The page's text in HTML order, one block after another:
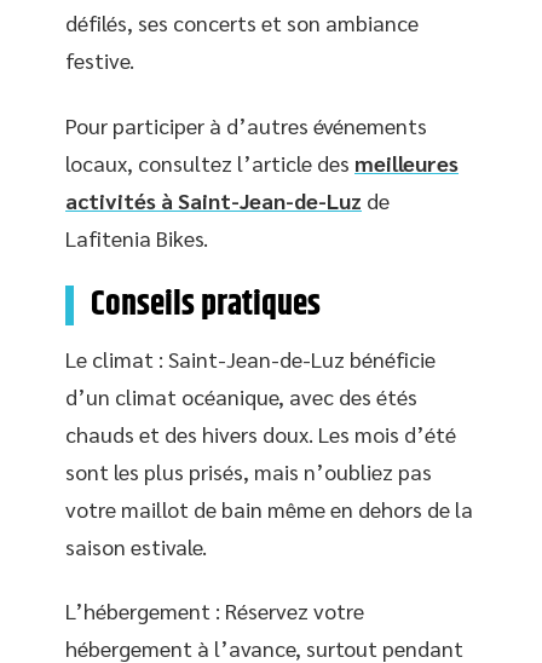
défilés, ses concerts et son ambiance
festive.
Pour participer à d’autres événements
locaux, consultez l’article des meilleures
activités à Saint-Jean-de-Luz de
Lafitenia Bikes.
Conseils pratiques
Le climat : Saint-Jean-de-Luz bénéficie
d’un climat océanique, avec des étés
chauds et des hivers doux. Les mois d’été
sont les plus prisés, mais n’oubliez pas
votre maillot de bain même en dehors de la
saison estivale.
L’hébergement : Réservez votre
hébergement à l’avance, surtout pendant